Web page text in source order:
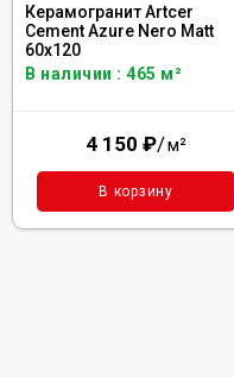
Керамогранит Artcer
Cement Azure Nero Matt
60x120
В наличии : 465 м²
4 150 ₽/м²
В корзину